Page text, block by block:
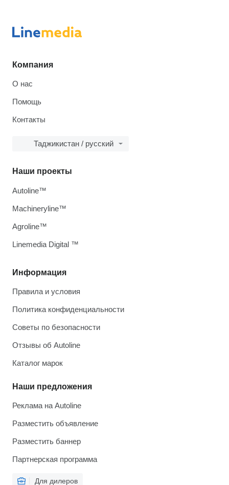
Компания
О нас
Помощь
Контакты
Таджикистан / русский
Информация
Правила и условия
Политика конфиденциальности
Советы по безопасности
Отзывы об Autoline
Каталог марок
Наши предложения
Реклама на Autoline
Разместить объявление
Разместить баннер
Партнерская программа
Для дилеров
Наши проекты
Autoline™
Machineryline™
Agroline™
Linemedia Digital ™